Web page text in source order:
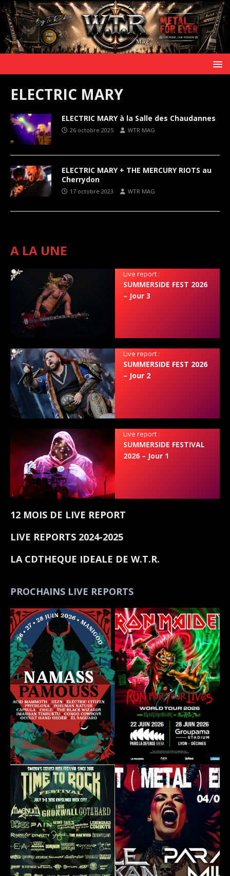
ELECTRIC MARY
ELECTRIC MARY à la Salle des Chaudannes
26 octobre 2025 WTR MAG
ELECTRIC MARY + THE MERCURY RIOTS au
Cherrydon
17 octobre 2023 WTR MAG
A LA UNE
Live report :
SUMMERSIDE FEST 2026
– Jour 3
Live report :
SUMMERSIDE FEST 2026
– Jour 2
Live report :
SUMMERSIDE FESTIVAL
2026 – Jour 1
12 MOIS DE LIVE REPORT
LIVE REPORTS 2024-2025
LA CDTHEQUE IDEALE DE W.T.R.
PROCHAINS LIVE REPORTS